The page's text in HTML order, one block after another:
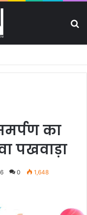
का
पखवाड़ा
0 1,648